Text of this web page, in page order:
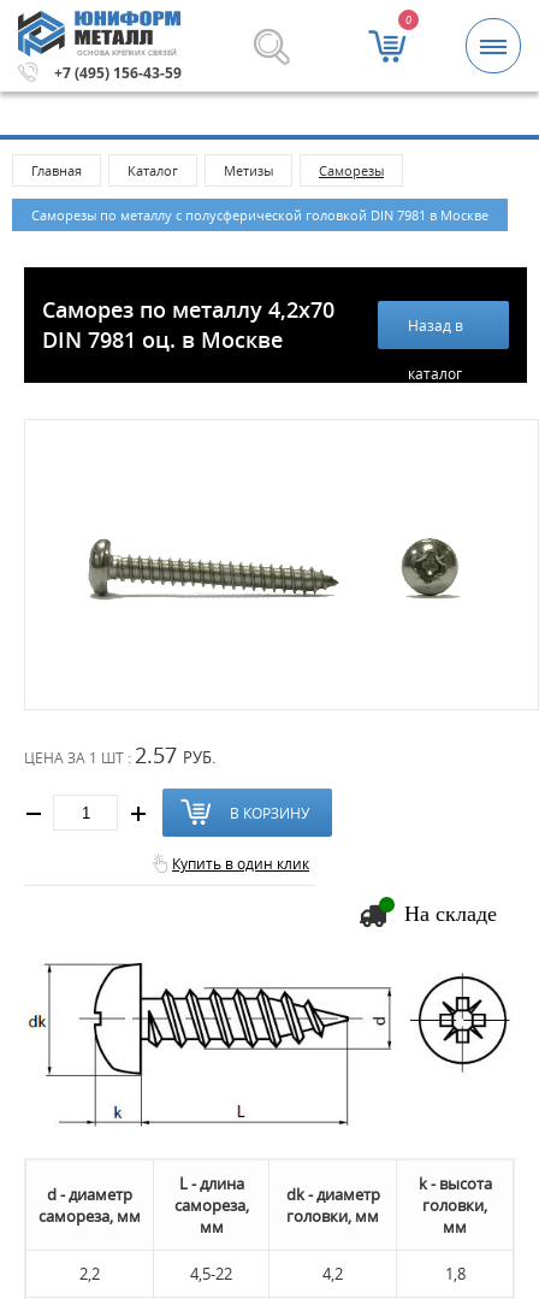
ОСНОВА КРЕПКИХ СВЯЗЕЙ
+7 (495) 156-43-59
0
и крепежные изделия оптом. Минимальная
Главная Каталог Метизы Саморезы
Саморезы по металлу с полусферической головкой DIN 7981 в Москве
Саморез по металлу 4,2х70
DIN 7981 оц. в Москве
Назад в
каталог
ЦЕНА ЗА 1 ШТ : 2.57 РУБ.
В КОРЗИНУ
Купить в один клик
На складе
d - диаметр
самореза, мм
L - длина
самореза,
мм
dk - диаметр
головки, мм
k - высота
головки,
мм
2,2 4,5-22 4,2 1,8